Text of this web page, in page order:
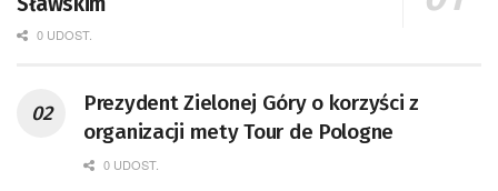
0 UDOST.
Prezydent Zielonej Góry o korzyści z
organizacji mety Tour de Pologne
0 UDOST.